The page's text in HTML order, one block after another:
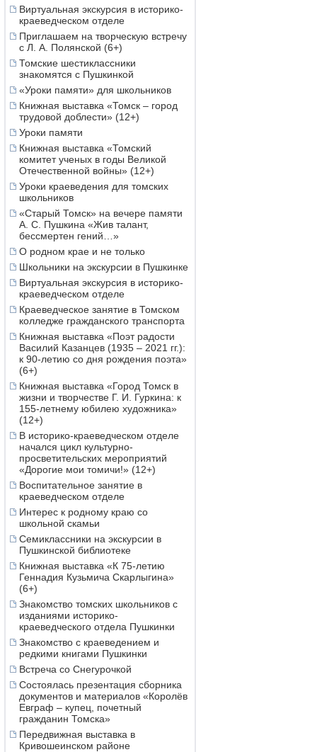
Виртуальная экскурсия в историко-
краеведческом отделе
Приглашаем на творческую встречу
с Л. А. Полянской (6+)
Томские шестиклассники
знакомятся с Пушкинкой
«Уроки памяти» для школьников
Книжная выставка «Томск – город
трудовой доблести» (12+)
Уроки памяти
Книжная выставка «Томский
комитет ученых в годы Великой
Отечественной войны» (12+)
Уроки краеведения для томских
школьников
«Старый Томск» на вечере памяти
А. С. Пушкина «Жив талант,
бессмертен гений…»
О родном крае и не только
Школьники на экскурсии в Пушкинке
Виртуальная экскурсия в историко-
краеведческом отделе
Краеведческое занятие в Томском
колледже гражданского транспорта
Книжная выставка «Поэт радости
Василий Казанцев (1935 – 2021 гг.):
к 90-летию со дня рождения поэта»
(6+)
Книжная выставка «Город Томск в
жизни и творчестве Г. И. Гуркина: к
155-летнему юбилею художника»
(12+)
В историко-краеведческом отделе
начался цикл культурно-
просветительских мероприятий
«Дорогие мои томичи!» (12+)
Воспитательное занятие в
краеведческом отделе
Интерес к родному краю со
школьной скамьи
Семиклассники на экскурсии в
Пушкинской библиотеке
Книжная выставка «К 75-летию
Геннадия Кузьмича Скарлыгина»
(6+)
Знакомство томских школьников с
изданиями историко-
краеведческого отдела Пушкинки
Знакомство с краеведением и
редкими книгами Пушкинки
Встреча со Снегурочкой
Состоялась презентация сборника
документов и материалов «Королёв
Евграф – купец, почетный
гражданин Томска»
Передвижная выставка в
Кривошеинском районе